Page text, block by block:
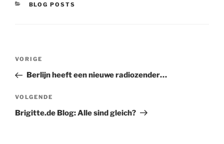
CATEGORIEËN
BLOG POSTS
Bericht
Vorig
bericht
VORIGE
Berlijn heeft een nieuwe radiozender…
Volgend
bericht
VOLGENDE
Brigitte.de Blog: Alle sind gleich?